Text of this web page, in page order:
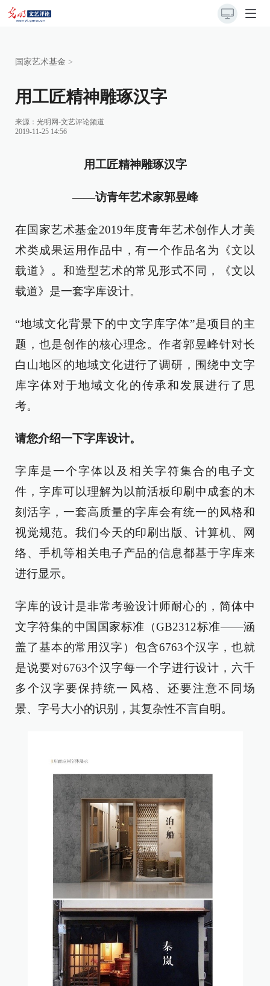
国家艺术基金 >
用工匠精神雕琢汉字
来源： 光明网-文艺评论频道
2019-11-25 14:56
用工匠精神雕琢汉字
——访青年艺术家郭昱峰
在国家艺术基金2019年度青年艺术创作人才美
术类成果运用作品中，有一个作品名为《文以
载道》。和造型艺术的常见形式不同，《文以
载道》是一套字库设计。
“地域文化背景下的中文字库字体”是项目的主
题，也是创作的核心理念。作者郭昱峰针对长
白山地区的地域文化进行了调研，围绕中文字
库字体对于地域文化的传承和发展进行了思
考。
请您介绍一下字库设计。
字库是一个字体以及相关字符集合的电子文
件，字库可以理解为以前活板印刷中成套的木
刻活字，一套高质量的字库会有统一的风格和
视觉规范。我们今天的印刷出版、计算机、网
络、手机等相关电子产品的信息都基于字库来
进行显示。
字库的设计是非常考验设计师耐心的，简体中
文字符集的中国国家标准（GB2312标准——涵
盖了基本的常用汉字）包含6763个汉字，也就
是说要对6763个汉字每一个字进行设计，六千
多个汉字要保持统一风格、还要注意不同场
景、字号大小的识别，其复杂性不言自明。